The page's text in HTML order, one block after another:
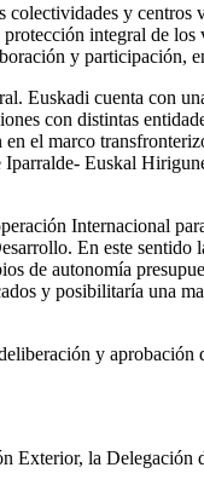
y
integral de
y
Euskadi cuenta con
con distintas
en el marco
Euskal
Internacional
En este
de autonomía
y posibilitaría una
y
Exterior, la Delegación